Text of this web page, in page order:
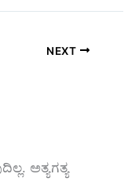
NEXT
ಅತ್ಯಗತ್ಯ